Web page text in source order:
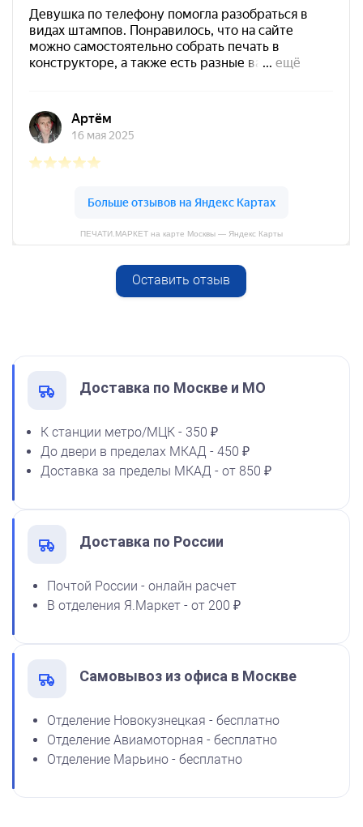
от 250
Печать Отлично! Ты молодец! для учителя
Заказать
Штамп детский с тремя котятами
1800
Спиртовая краска NORIS
Спиртовая краска NORIS
Спиртовая краска NORIS
флюоресцентная 25 мл
1100
ПЕЧАТИ.МАРКЕТ на карте Москвы — Яндекс Карты
Оставить отзыв
Доставка по Москве и МО
К станции метро/МЦК - 350 ₽
До двери в пределах МКАД - 450 ₽
Доставка за пределы МКАД - от 850 ₽
Доставка по России
Почтой России - онлайн расчет
В отделения Я.Маркет - от 200 ₽
Самовывоз из офиса в Москве
Отделение Новокузнецкая - бесплатно
Отделение Авиамоторная - бесплатно
Отделение Марьино - бесплатно